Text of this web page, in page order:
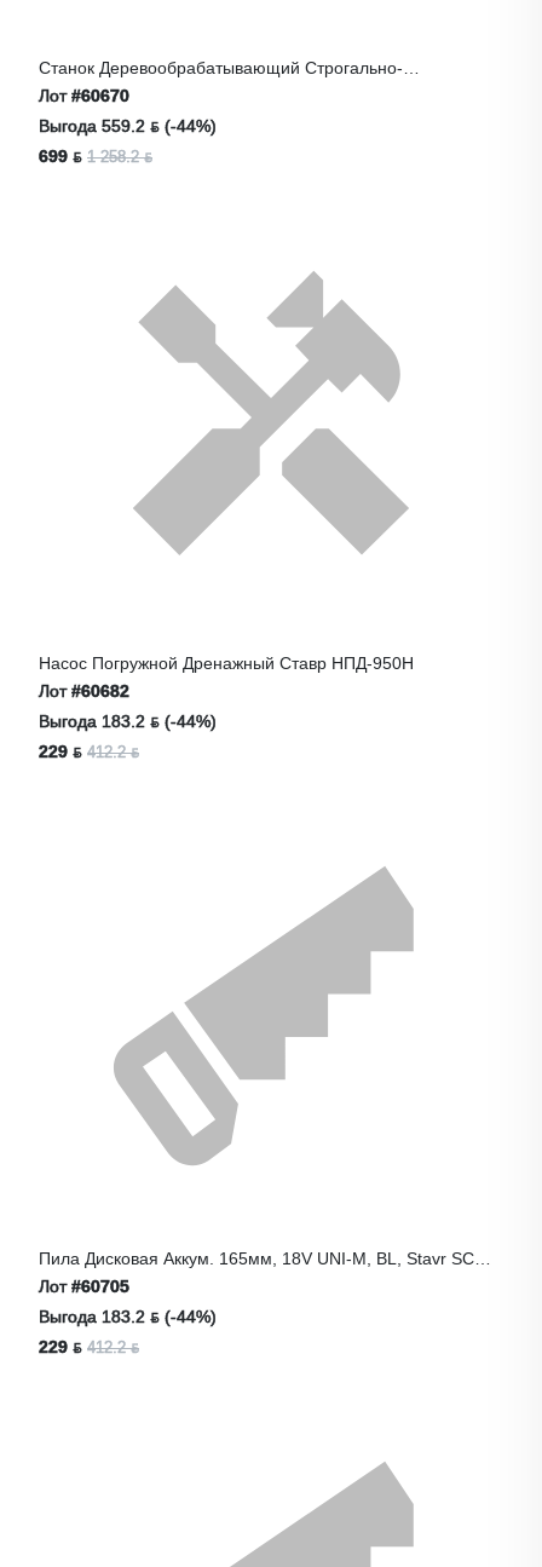
Станок Деревообрабатывающий Строгально-
Рейсмусовый 2в1, Stavr SWM 1500
Лот#60670
Выгода 559.2 ƃ (-44%)
699 ƃ 1 258.2 ƃ
Насос Погружной Дренажный Ставр НПД-950Н
Лот#60682
Выгода 183.2 ƃ (-44%)
229 ƃ 412.2 ƃ
Пила Дисковая Аккум. 165мм, 18V UNI-M, BL, Stavr SCW
18BL-165
Лот#60705
Выгода 183.2 ƃ (-44%)
229 ƃ 412.2 ƃ